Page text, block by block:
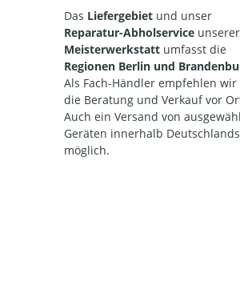
Das Liefergebiet und unser
Reparatur-Abholservice unserer
Meisterwerkstatt umfasst die
Regionen Berlin und
Als Fach-Händler empfehlen
die Beratung und Verkauf vor
Auch ein Versand von
Geräten innerhalb
möglich.